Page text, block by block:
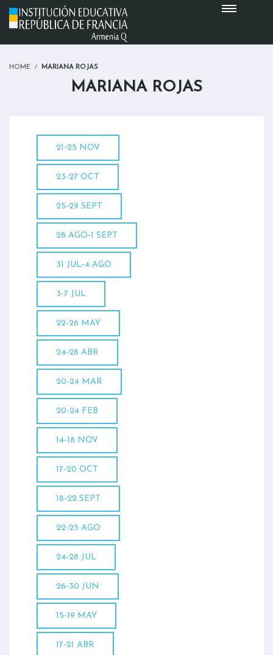
HOME MARIANA ROJAS
MARIANA ROJAS
21-25 NOV
23-27 OCT
25-29 SEPT
28 AGO-1 SEPT
31 JUL-4 AGO
3-7 JUL
22-26 MAY
24-28 ABR
20-24 MAR
20-24 FEB
14-18 NOV
17-20 OCT
18-22 SEPT
22-25 AGO
24-28 JUL
26-30 JUN
15-19 MAY
17-21 ABR